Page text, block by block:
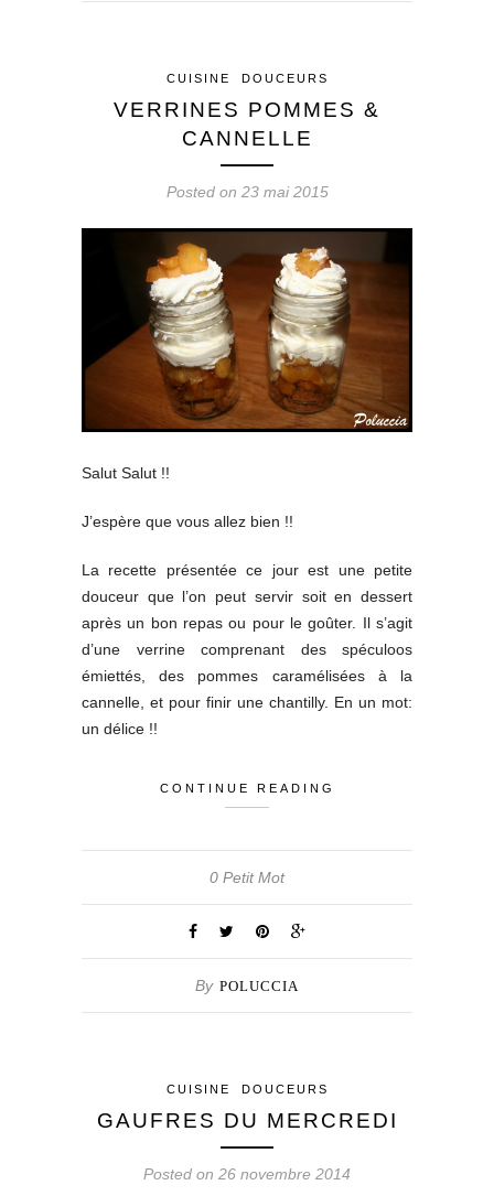
CUISINE DOUCEURS
VERRINES POMMES &
CANNELLE
Posted on 23 mai 2015
Salut Salut !!
J’espère que vous allez bien !!
La recette présentée ce jour est une petite
douceur que l’on peut servir soit en dessert
après un bon repas ou pour le goûter. Il s’agit
d’une verrine comprenant des spéculoos
émiettés, des pommes caramélisées à la
cannelle, et pour finir une chantilly. En un mot:
un délice !!
CONTINUE READING
0 Petit Mot
By POLUCCIA
CUISINE DOUCEURS
GAUFRES DU MERCREDI
Posted on 26 novembre 2014